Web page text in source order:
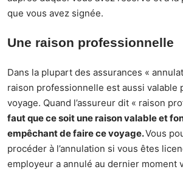
que vous avez signée.
Une raison professionnelle
Dans la plupart des assurances «
raison professionnelle est aussi valable
voyage. Quand l’assureur dit « raison
faut que ce soit une raison valable et
empêchant de faire ce voyage.Vous
procéder à l’annulation si vous êtes
employeur a annulé au dernier moment